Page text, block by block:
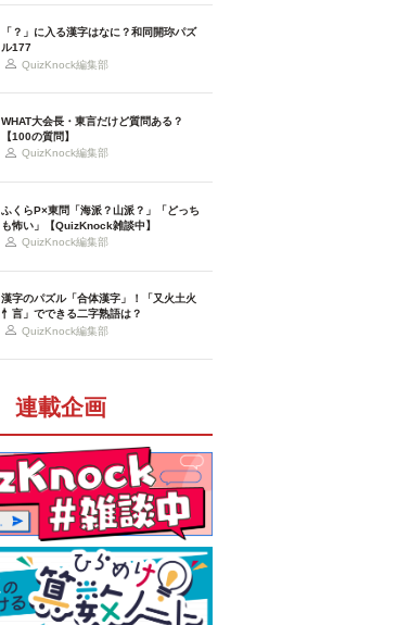
「？」に入る漢字はなに？和同開珎パズ
ル177
QuizKnock編集部
WHAT大会長・東言だけど質問ある？
【100の質問】
QuizKnock編集部
ふくらP×東問「海派？山派？」「どっち
も怖い」【QuizKnock雑談中】
QuizKnock編集部
漢字のパズル「合体漢字」！「又火土火
忄言」でできる二字熟語は？
QuizKnock編集部
連載企画